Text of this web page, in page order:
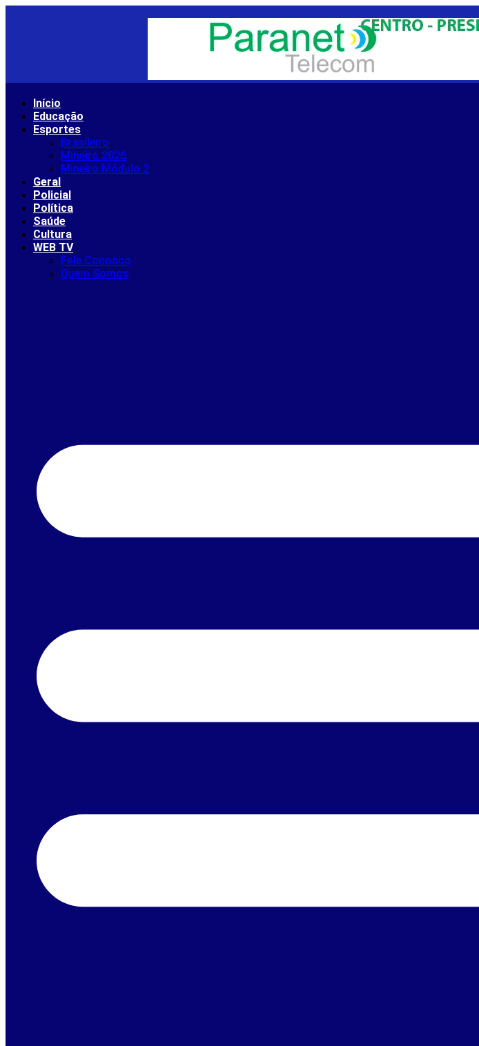
Início
Educação
Esportes
Brasileiro
Mineiro 2026
Mineiro Módulo 2
Geral
Policial
Política
Saúde
Cultura
WEB TV
Fale Conosco
Quem Somos